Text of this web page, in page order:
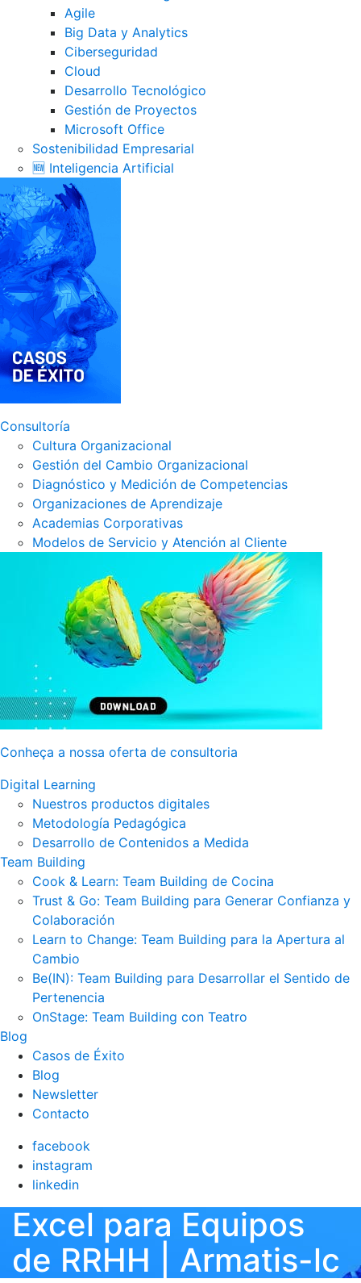
Agile
Big Data y Analytics
Ciberseguridad
Cloud
Desarrollo Tecnológico
Gestión de Proyectos
Microsoft Office
Sostenibilidad Empresarial
🆕 Inteligencia Artificial
Consultoría
Cultura Organizacional
Gestión del Cambio Organizacional
Diagnóstico y Medición de Competencias
Organizaciones de Aprendizaje
Academias Corporativas
Modelos de Servicio y Atención al Cliente
Conheça a nossa oferta de consultoria
Digital Learning
Nuestros productos digitales
Metodología Pedagógica
Desarrollo de Contenidos a Medida
Team Building
Cook & Learn: Team Building de Cocina
Trust & Go: Team Building para Generar Confianza y
Colaboración
Learn to Change: Team Building para la Apertura al
Cambio
Be(IN): Team Building para Desarrollar el Sentido de
Pertenencia
OnStage: Team Building con Teatro
Blog
Casos de Éxito
Blog
Newsletter
Contacto
facebook
instagram
linkedin
Excel para Equipos
de RRHH | Armatis-lc